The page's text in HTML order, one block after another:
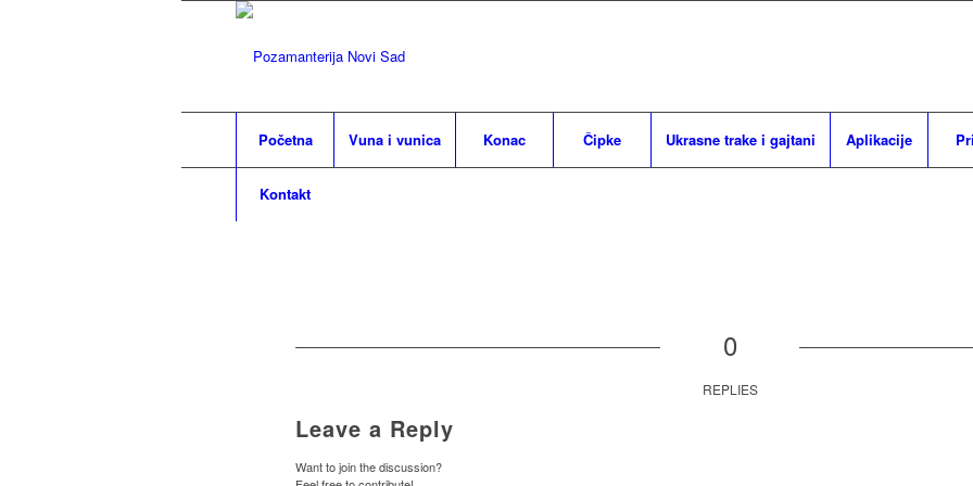
Početna Vuna i vunica Konac Čipke Ukrasne trake i gajtani Aplikacije
Kontakt
0
REPLIES
Leave a Reply
Want to join the discussion?